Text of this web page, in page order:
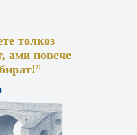
толкоз
ами повече
”